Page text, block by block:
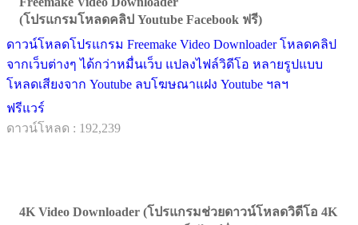
(โปรแกรมโหลดคลิป Youtube Facebook ฟรี)
ดาวน์โหลดโปรแกรม Freemake Video Downloader โหลดคลิป
จากเว็บต่างๆ ได้กว่าหมื่นเว็บ แปลงไฟล์วิดีโอ หลายรูปแบบ
โหลดเสียงจาก Youtube ลบโฆษณาแฝง Youtube ฯลฯ
ฟรีแวร์
ดาวน์โหลด : 192,239
4K Video Downloader (โปรแกรมช่วยดาวน์โหลดวิดีโอ 4K